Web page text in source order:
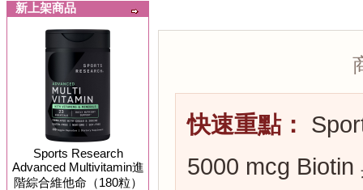
新上架商品
Sports Research
Advanced Multivitamin進
階綜合維他命（180粒）
快速重點：
5000 mcg